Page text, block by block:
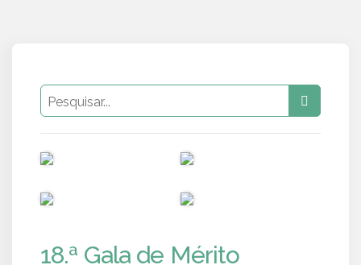
18.ª Gala de Mérito